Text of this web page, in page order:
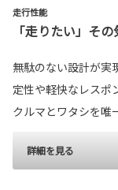
走行性能
「走りたい」そ
無駄のない設計が実
定性や軽快なレスポ
クルマとワタシを唯
詳細を見る